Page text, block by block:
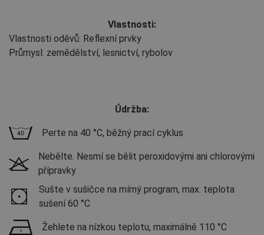
Vlastnosti:
Vlastnosti oděvů: Reflexní prvky
Průmysl: zemědělství, lesnictví, rybolov
Údržba:
Perte na 40 °C, běžný prací cyklus
Nebělte. Nesmí se bělit peroxidovými ani chlorovými
přípravky
Sušte v sušičce na mírný program, max. teplota
sušení 60 °C
Žehlete na nízkou teplotu, maximálně 110 °C